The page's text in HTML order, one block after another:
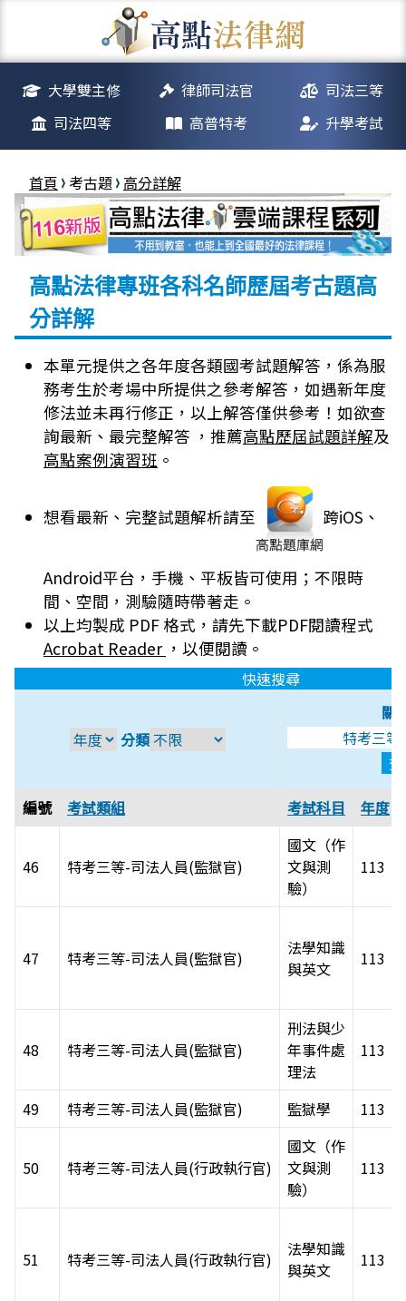
大學雙主修 律師司法官
司法三等
司法四等
高普特考 升學考試
首頁 考古題 高分詳解
高點法律專班各科名師歷屆考古題高
分詳解
本單元提供之各年度各類國考試題解答，係為服
務考生於考場中所提供之參考解答，如遇新年度
修法並未再行修正，以上解答僅供參考！如欲查
詢最新、最完整解答 ，推薦高點歷屆試題詳解及
高點案例演習班 。
想看最新、完整試題解析請至 跨iOS、
Android平台，手機、平板皆可使用；不限時
間、空間，測驗隨時帶著走。
以上均製成 PDF 格式，請先下載PDF閱讀程式
Acrobat Reader ，以便閱讀。
快速搜尋
分類
關
編號 考試類組 考試科目 年度
46 特考三等-司法人員(監獄官)
國文（作
文與測
驗）
113
47 特考三等-司法人員(監獄官)
法學知識
與英文
113
48 特考三等-司法人員(監獄官)
刑法與少
年事件處
理法
113
49 特考三等-司法人員(監獄官) 監獄學 113
50 特考三等-司法人員(行政執行官)
國文（作
文與測
驗）
113
51 特考三等-司法人員(行政執行官)
法學知識
與英文
113